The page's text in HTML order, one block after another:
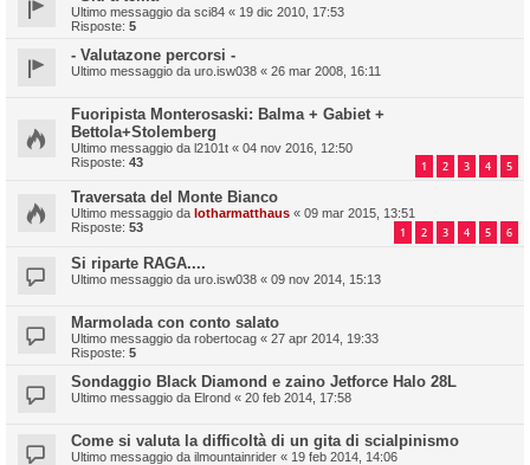
Ultimo messaggio da sci84 « 19 dic 2010, 17:53
Risposte: 5
- Valutazone percorsi -
Ultimo messaggio da uro.isw038 « 26 mar 2008, 16:11
Fuoripista Monterosaski: Balma + Gabiet +
Bettola+Stolemberg
Ultimo messaggio da l2101t « 04 nov 2016, 12:50
Risposte: 43 1 2 3 4 5
Traversata del Monte Bianco
Ultimo messaggio da lotharmatthaus « 09 mar 2015, 13:51
Risposte: 53 1 2 3 4 5 6
Si riparte RAGA....
Ultimo messaggio da uro.isw038 « 09 nov 2014, 15:13
Marmolada con conto salato
Ultimo messaggio da robertocag « 27 apr 2014, 19:33
Risposte: 5
Sondaggio Black Diamond e zaino Jetforce Halo 28L
Ultimo messaggio da Elrond « 20 feb 2014, 17:58
Come si valuta la difficoltà di un gita di scialpinismo
Ultimo messaggio da ilmountainrider « 19 feb 2014, 14:06